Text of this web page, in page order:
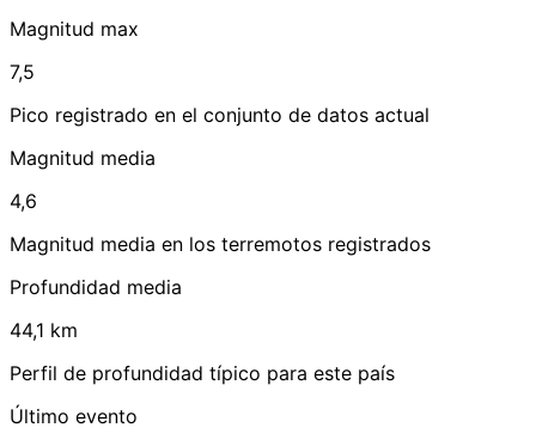
Magnitud max
7,5
Pico registrado en el conjunto de datos actual
Magnitud media
4,6
Magnitud media en los terremotos registrados
Profundidad media
44,1 km
Perfil de profundidad típico para este país
Último evento